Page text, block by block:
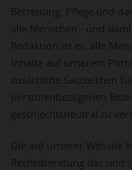
Betreuung, Pflege und
alle Menschen - und
Redaktion ist es, alle
Inhalte auf unserem
zusätzliche Satzzeichen
personenbezogenen
geschlechtsneutral zu
Die auf unserer Website
Rechtsberatung dar und